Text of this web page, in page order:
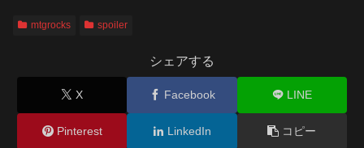
mtgrocks spoiler
シェアする
X Facebook LINE
Pinterest LinkedIn コピー